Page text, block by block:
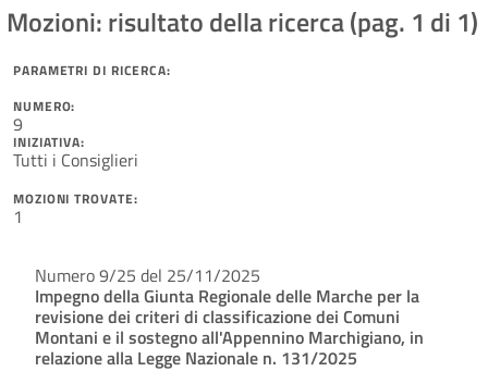
Mozioni: risultato della ricerca (pag. 1 di 1)
PARAMETRI DI RICERCA:
NUMERO:
9
INIZIATIVA:
Tutti i Consiglieri
MOZIONI TROVATE:
1
Numero 9/25 del 25/11/2025
Impegno della Giunta Regionale delle Marche per la
revisione dei criteri di classificazione dei Comuni
Montani e il sostegno all'Appennino Marchigiano, in
relazione alla Legge Nazionale n. 131/2025